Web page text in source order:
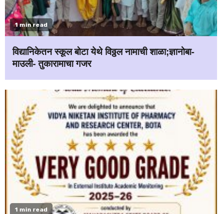
1 min read
विद्यानिकेतन स्कूल बोटा येथे विठ्ठल नामाची शाळा;ज्ञानोबा-
माउली- तुकारामाचा गजर
1 min read